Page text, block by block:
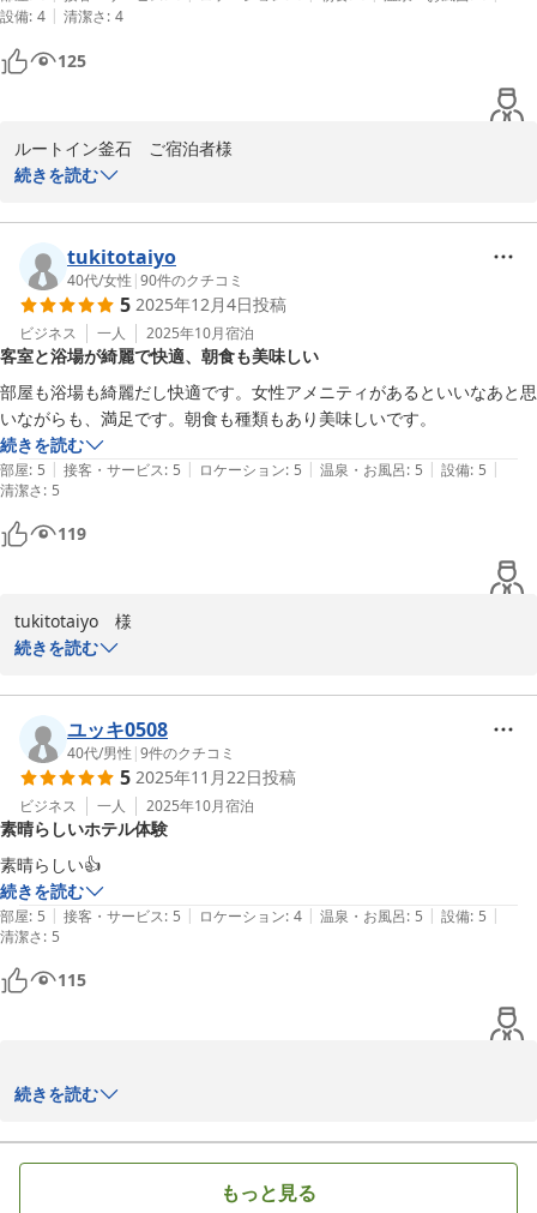
ご満足いただけるサービスを提供していけるよう、
スタッフ一同、精進して参ります。
ぜひまた、釜石へお越しの際は、ルートイン釜石のご利用を心より
ホテルルートイン釜石
フロント　柏
設備: 4 | 清潔さ: 4
125
ルートイン釜石　ご宿泊者様
ご滞在中はご不便無くお過ごしいただけたご様子で、安堵いたしま
した。
朝食にも満足いただき喜ばしい限りでございます。ルートイン釜石
ではイベント毎・季節毎に限定のメニューを提供しております。ま
たのご宿泊の際には朝食をはじめとしたサービスをより良い形で提
供できるよう、努力してまいります。
ご多用の所、ご寄稿いただきました事に重ねて感謝申し上げます。
厳しい寒さが続きますが、体調崩されませぬ様、ご自愛くださいま
せ。お客様の又のお越しをスタッフ一同、心よりお待ちしておりま
ルートイン釜石　フロント　佐々木
ホテル ルートイン釜石
2026-01-16
続きを読む
tukitotaiyo
40代/女性 |90件のクチコミ
5 2025年12月4日投稿
ビジネス 一人 2025年10月宿泊
客室と浴場が綺麗で快適、朝食も美味しい
部屋も浴場も綺麗だし快適です。女性アメニティがあるといいなあと思
続きを読む
部屋: 5 | 接客・サービス: 5 | ロケーション: 5 | 温泉・お風呂: 5 | 設備: 5 |
清潔さ: 5
119
tukitotaiyo　様
ざいます。
お褒めのご意見をいただき嬉しい限りでございます。
お部屋や大浴場、朝食会場をはじめとした、お客様にご利用してい
ただく設備はこれからも清潔さを第一にメンテナンスを行い、お客
様に満足していただける場を提供して参ります。
女性アメニティに関しまして、貴重なご意見をありがとうございま
す。ならびに用意が不足しておりご不便おかけしたことお詫び申し
上げます。今後は導入を前向きに検討してまいります。
朝食はホテルルートイン釜石でも力をいれており、季節の限定メニ
ューやイベントごとに特別メニューもご用意しております。お客様
にご満足していただけるよう、朝食の魅力向上に引き続き努めてま
さいませ。
ホテルルートイン釜石　佐々木
続きを読む
ユッキ0508
40代/男性 |9件のクチコミ
5 2025年11月22日投稿
ビジネス 一人 2025年10月宿泊
素晴らしいホテル体験
素晴らしい👍
続きを読む
部屋: 5 | 接客・サービス: 5 | ロケーション: 4 | 温泉・お風呂: 5 | 設備: 5 |
清潔さ: 5
115
ユッキ0508　様
す。
お褒めの言葉をいただき誠にありがとうございます。
続きを読む
もっと見る